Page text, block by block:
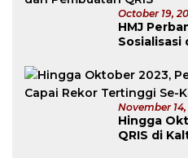
October 19,
HMJ
Sosialisasi
November 14,
Hingga
QRIS di